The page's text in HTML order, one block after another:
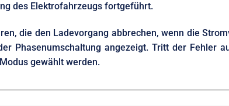
des Elektrofahrzeugs fortgeführt.
die den Ladevorgang abbrechen, wenn die
Phasenumschaltung angezeigt. Tritt der Fehler
gewählt werden.